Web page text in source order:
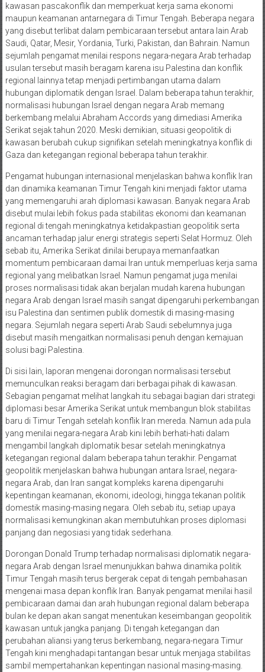
kawasan pascakonflik dan memperkuat kerja sama ekonomi
maupun keamanan antarnegara di Timur Tengah. Beberapa negara
yang disebut terlibat dalam pembicaraan tersebut antara lain Arab
Saudi, Qatar, Mesir, Yordania, Turki, Pakistan, dan Bahrain. Namun
sejumlah pengamat menilai respons negara-negara Arab terhadap
usulan tersebut masih beragam karena isu Palestina dan konflik
regional lainnya tetap menjadi pertimbangan utama dalam
hubungan diplomatik dengan Israel. Dalam beberapa tahun terakhir,
normalisasi hubungan Israel dengan negara Arab memang
berkembang melalui Abraham Accords yang dimediasi Amerika
Serikat sejak tahun 2020. Meski demikian, situasi geopolitik di
kawasan berubah cukup signifikan setelah meningkatnya konflik di
Gaza dan ketegangan regional beberapa tahun terakhir.
Pengamat hubungan internasional menjelaskan bahwa konflik Iran
dan dinamika keamanan Timur Tengah kini menjadi faktor utama
yang memengaruhi arah diplomasi kawasan. Banyak negara Arab
disebut mulai lebih fokus pada stabilitas ekonomi dan keamanan
regional di tengah meningkatnya ketidakpastian geopolitik serta
ancaman terhadap jalur energi strategis seperti Selat Hormuz. Oleh
sebab itu, Amerika Serikat dinilai berupaya memanfaatkan
momentum pembicaraan damai Iran untuk memperluas kerja sama
regional yang melibatkan Israel. Namun pengamat juga menilai
proses normalisasi tidak akan berjalan mudah karena hubungan
negara Arab dengan Israel masih sangat dipengaruhi perkembangan
isu Palestina dan sentimen publik domestik di masing-masing
negara. Sejumlah negara seperti Arab Saudi sebelumnya juga
disebut masih mengaitkan normalisasi penuh dengan kemajuan
solusi bagi Palestina.
Di sisi lain, laporan mengenai dorongan normalisasi tersebut
memunculkan reaksi beragam dari berbagai pihak di kawasan.
Sebagian pengamat melihat langkah itu sebagai bagian dari strategi
diplomasi besar Amerika Serikat untuk membangun blok stabilitas
baru di Timur Tengah setelah konflik Iran mereda. Namun ada pula
yang menilai negara-negara Arab kini lebih berhati-hati dalam
mengambil langkah diplomatik besar setelah meningkatnya
ketegangan regional dalam beberapa tahun terakhir. Pengamat
geopolitik menjelaskan bahwa hubungan antara Israel, negara-
negara Arab, dan Iran sangat kompleks karena dipengaruhi
kepentingan keamanan, ekonomi, ideologi, hingga tekanan politik
domestik masing-masing negara. Oleh sebab itu, setiap upaya
normalisasi kemungkinan akan membutuhkan proses diplomasi
panjang dan negosiasi yang tidak sederhana.
Dorongan Donald Trump terhadap normalisasi diplomatik negara-
negara Arab dengan Israel menunjukkan bahwa dinamika politik
Timur Tengah masih terus bergerak cepat di tengah pembahasan
mengenai masa depan konflik Iran. Banyak pengamat menilai hasil
pembicaraan damai dan arah hubungan regional dalam beberapa
bulan ke depan akan sangat menentukan keseimbangan geopolitik
kawasan untuk jangka panjang. Di tengah ketegangan dan
perubahan aliansi yang terus berkembang, negara-negara Timur
Tengah kini menghadapi tantangan besar untuk menjaga stabilitas
sambil mempertahankan kepentingan nasional masing-masing.